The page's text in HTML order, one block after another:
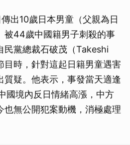
出10歲日本男童（父親為日
被44歲中國籍男子刺殺的事
民黨總裁石破茂（Takeshi
時，針對這起日籍男童遇害
質疑。他表示，事發當天適逢
國境內反日情緒高漲，中方
也無公開犯案動機，消極處理